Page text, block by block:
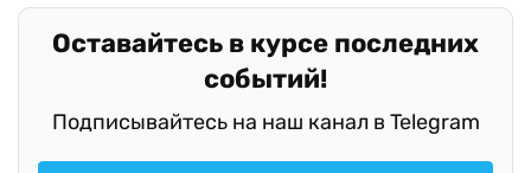
Оставайтесь в курсе последних
событий!
Подписывайтесь на наш канал в Telegram